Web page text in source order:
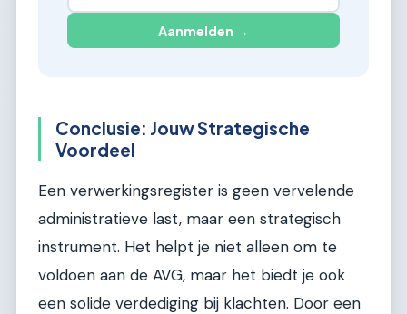
Aanmelden →
Conclusie: Jouw Strategische
Voordeel
Een verwerkingsregister is geen vervelende
administratieve last, maar een strategisch
instrument. Het helpt je niet alleen om te
voldoen aan de AVG, maar het biedt je ook
een solide verdediging bij klachten. Door een